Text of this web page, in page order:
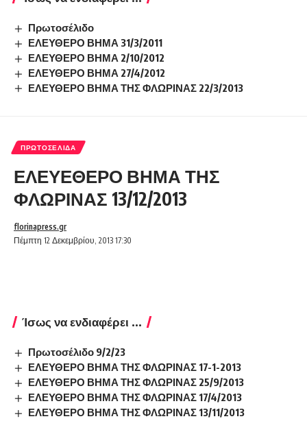
Πρωτοσέλιδο
ΕΛΕΥΘΕΡΟ ΒΗΜΑ 31/3/2011
ΕΛΕΥΘΕΡΟ ΒΗΜΑ 2/10/2012
ΕΛΕΥΘΕΡΟ ΒΗΜΑ 27/4/2012
ΕΛΕΥΘΕΡΟ ΒΗΜΑ ΤΗΣ ΦΛΩΡΙΝΑΣ 22/3/2013
ΠΡΩΤΟΣΈΛΙΔΑ
ΕΛΕΥΕΘΕΡΟ ΒΗΜΑ ΤΗΣ
ΦΛΩΡΙΝΑΣ 13/12/2013
Πέμπτη 12 Δεκεμβρίου, 2013 17:30
florinapress.gr
Ίσως να ενδιαφέρει ...
Πρωτοσέλιδο 9/2/23
ΕΛΕΥΘΕΡΟ ΒΗΜΑ ΤΗΣ ΦΛΩΡΙΝΑΣ 17-1-2013
ΕΛΕΥΘΕΡΟ ΒΗΜΑ ΤΗΣ ΦΛΩΡΙΝΑΣ 25/9/2013
ΕΛΕΥΘΕΡΟ ΒΗΜΑ ΤΗΣ ΦΛΩΡΙΝΑΣ 17/4/2013
ΕΛΕΥΘΕΡΟ ΒΗΜΑ ΤΗΣ ΦΛΩΡΙΝΑΣ 13/11/2013